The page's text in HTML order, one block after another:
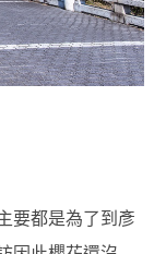
要都是為了到彥